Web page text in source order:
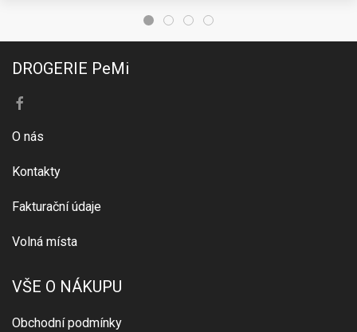
DROGERIE PeMi
O nás
Kontakty
Fakturační údaje
Volná místa
VŠE O NÁKUPU
Obchodní podmínky